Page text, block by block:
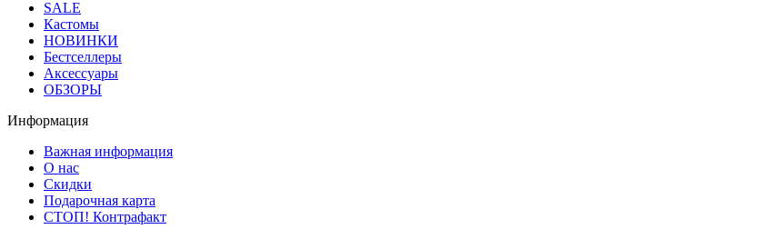
SALE
Кастомы
НОВИНКИ
Бестселлеры
Аксессуары
ОБЗОРЫ
Информация
Важная информация
О нас
Скидки
Подарочная карта
СТОП! Контрафакт